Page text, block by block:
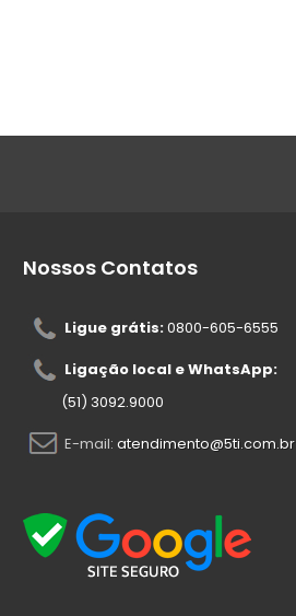
Nossos Contatos
Ligue grátis:0800-605-6555
Ligação local e WhatsApp:
(51) 3092.9000
E-mail: atendimento@5ti.com.br